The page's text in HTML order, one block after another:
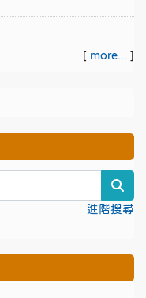
[ more... ]
進階搜尋